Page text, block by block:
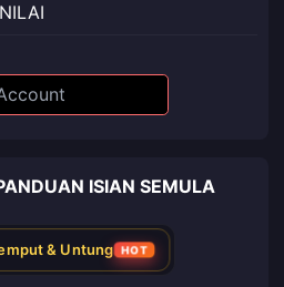
ISIAN SEMULA
& Untung HOT